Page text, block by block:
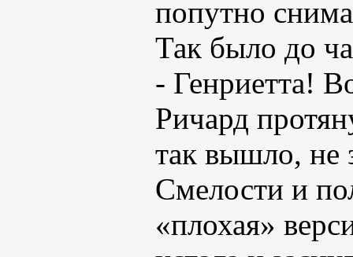
попутно
Так было до
- Генриетта!
Ричард
так вышло, не
Смелости и
«плохая»